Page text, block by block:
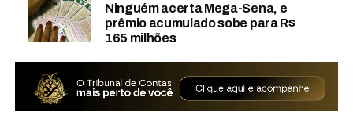
Ninguém acerta Mega-Sena, e
prêmio acumulado sobe para R$
165 milhões